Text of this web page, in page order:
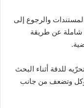
والرجوع إلى
شاملة عن طريقة
للدقة أثناء البحث
وتضعف من جانب